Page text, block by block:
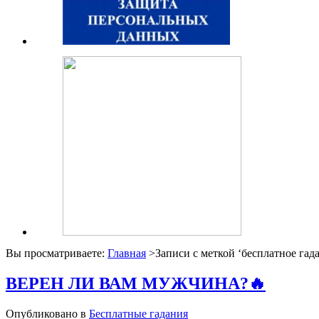
Вы просматриваете: Главная >Записи с меткой ‘бесплатное
ВЕРЕН ЛИ ВАМ МУЖЧИНА?🔥
Опубликовано в Бесплатные гадания